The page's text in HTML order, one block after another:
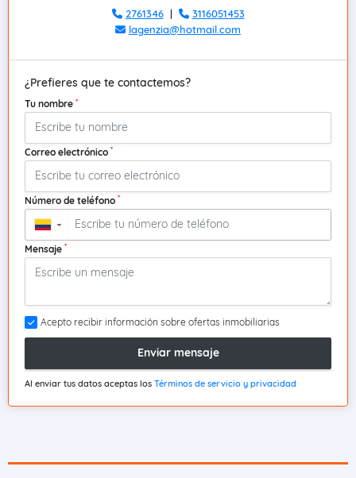
2761346|
3116051453
lagenzia@hotmail.com
¿Prefieres que te contactemos?
Tu nombre *
Correo electrónico *
Número de teléfono *
▼
Mensaje *
Acepto recibir información sobre ofertas inmobiliarias
Enviar mensaje
Al enviar tus datos aceptas los Términos de servicio y privacidad